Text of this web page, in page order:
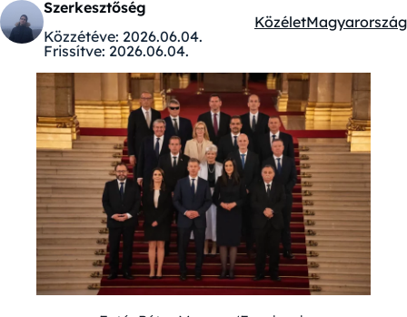
Szerkesztőség
Közzétéve: 2026.06.04.
Frissítve: 2026.06.04.
Kategóriák:
KözéletMagyarország